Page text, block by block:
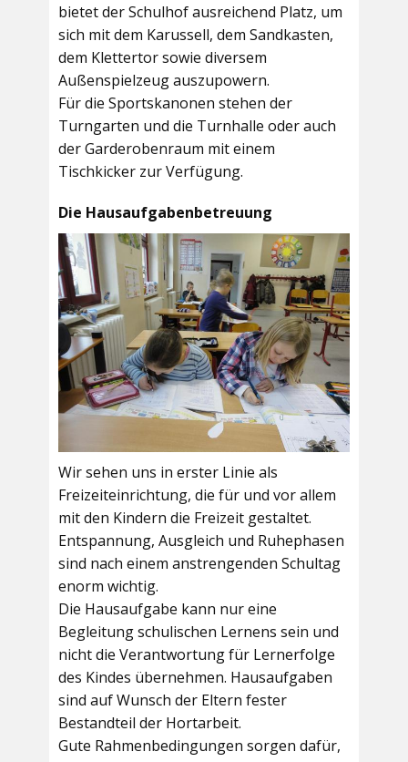
bietet derSchulhofausreichend Platz, um
sich mit dem Karussell, dem Sandkasten,
dem Klettertor sowie diversem
Außenspielzeug auszupowern.
Für die Sportskanonen stehen der
Turngarten und die Turnhalle oder auch
derGarderobenraum mit einem
Tischkicker zur Verfügung.
Die Hausaufgabenbetreuung
Wir sehen uns in erster Linie als
Freizeiteinrichtung, die für und vor allem
mit den Kindern die Freizeit gestaltet.
Entspannung, Ausgleich und Ruhephasen
sind nach einem anstrengenden Schultag
enorm wichtig.
Die Hausaufgabe kann nur eine
Begleitung schulischen Lernens sein und
nicht die Verantwortung für Lernerfolge
des Kindes übernehmen. Hausaufgaben
sind auf Wunsch der Eltern fester
Bestandteil der Hortarbeit.
Gute Rahmenbedingungen sorgen dafür,